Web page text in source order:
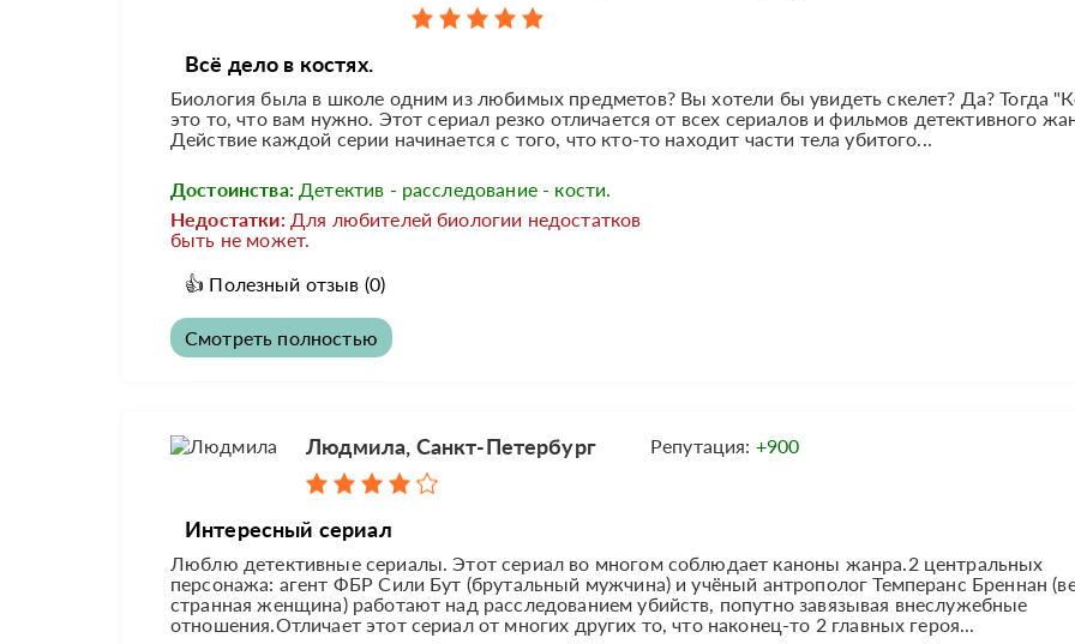
Всё дело в костях.
Биология была в школе одним из любимых предметов? Вы хотели бы увидеть скелет? Да? Тогда
это то, что вам нужно. Этот сериал резко отличается от всех сериалов и фильмов детективного
Действие каждой серии начинается с того, что кто-то находит части тела убитого...
Достоинства: Детектив - расследование - кости.
Недостатки: Для любителей биологии недостатков
быть не может.
👍 Полезный отзыв (0)
Смотреть полностью
Людмила, Санкт-Петербург Репутация: +900
Интересный сериал
Люблю детективные сериалы. Этот сериал во многом соблюдает каноны жанра.2 центральных
персонажа: агент ФБР Сили Бут (брутальный мужчина) и учёный антрополог Темперанс Бреннан
странная женщина) работают над расследованием убийств, попутно завязывая внеслужебные
отношения.Отличает этот сериал от многих других то, что наконец-то 2 главных героя...